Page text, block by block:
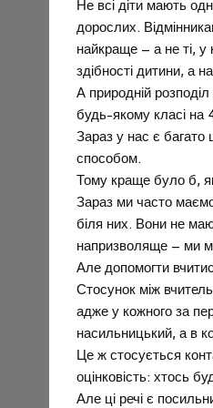
Не всі діти мають
дорослих.
найкраще – а не ті, у
здібності дитини, а
А природній
будь-якому класі на
Зараз у нас є багато
способом.
Тому краще було б,
Зараз ми часто
біля них. Вони не
напризволяще – ми
Але допомогти
Стосунок між
адже у кожного за
насильницький, а в
Це ж стосується
оцінковість: хтось
Але ці речі є